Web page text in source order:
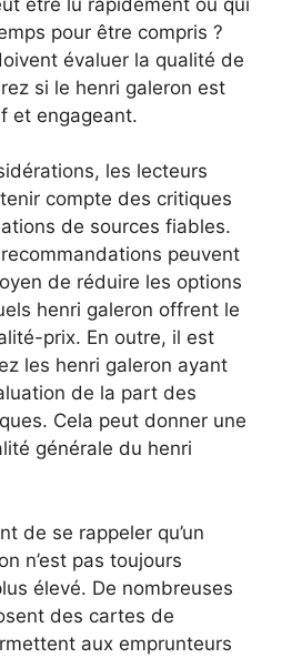
pour être compris ?
évaluer la qualité de
si le henri galeron est
et engageant.
les lecteurs
compte des critiques
de sources fiables.
peuvent
de réduire les options
henri galeron offrent le
prix. En outre, il est
les henri galeron ayant
de la part des
Cela peut donner une
générale du henri
de se rappeler qu’un
n’est pas toujours
élevé. De nombreuses
des cartes de
aux emprunteurs